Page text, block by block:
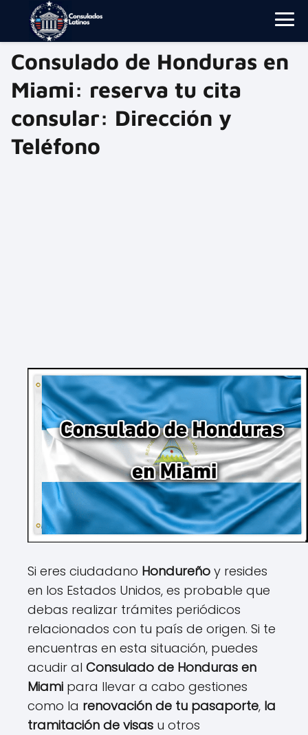
Consulado de Honduras en
Miami: reserva tu cita
consular: Dirección y
Teléfono
Si eres ciudadano Hondureño y resides
en los Estados Unidos, es probable que
debas realizar trámites periódicos
relacionados con tu país de origen. Si te
encuentras en esta situación, puedes
acudir al Consulado de Honduras en
Miami para llevar a cabo gestiones
como la renovación de tu pasaporte, la
tramitación de visas u otros